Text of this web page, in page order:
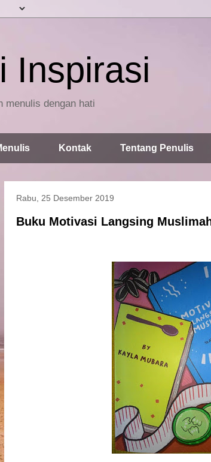
Inspirasi
menulis dengan hati
Kontak Tentang Penulis
Rabu, 25 Desember 2019
Buku Motivasi Langsing